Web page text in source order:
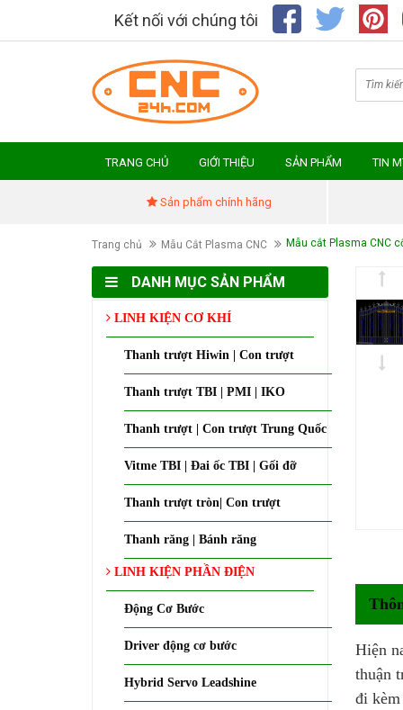
Kết nối với chúng tôi
TRANG CHỦ GIỚI THIỆU SẢN PHẨM TIN
Sản phẩm chính hãng
Trang chủ Mẫu Cắt Plasma CNC Mẫu cắt Plasma CNC
DANH MỤC SẢN PHẨM
LINH KIỆN CƠ KHÍ
Thanh trượt Hiwin | Con trượt
Thanh trượt TBI | PMI | IKO
Thanh trượt | Con trượt Trung Quốc
Vitme TBI | Đai ốc TBI | Gối đỡ
Thanh trượt tròn| Con trượt
Thanh răng | Bánh răng
LINH KIỆN PHẦN ĐIỆN
Động Cơ Bước
Driver động cơ bước
Hybrid Servo Leadshine
Hiện
thuận
đi